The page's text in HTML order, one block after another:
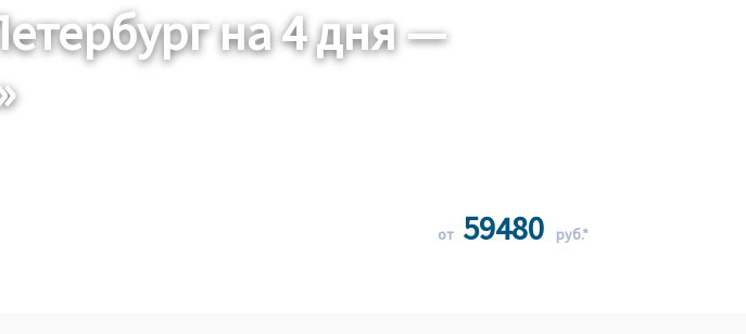
на 4 дня —
от 59480 руб.*